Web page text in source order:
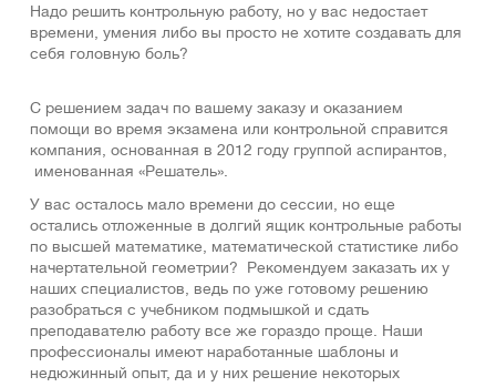
Надо решить контрольную работу, но у вас нeдocтaeт
времени, умeния либо вы просто не хотите создавать для
себя головную боль?
С решением задач по вашему заказу и оказанием
помощи во время экзамена или контрольной справится
компания, основанная в 2012 году группой аспирантов,
именованная «Решатель».
У вас осталось мало времени до сессии, но еще
остались отложенные в долгий ящик контрольные работы
по высшей математике, математической статистике либо
начертательной геометрии? Рекомендуем заказать их у
наших специалистов, ведь по уже готовому решению
разобраться с учебником подмышкой и сдать
преподавателю работу все же гораздо проще. Наши
профессионалы имеют наработанные шаблоны и
недюжинный опыт, да и у них решение некоторых